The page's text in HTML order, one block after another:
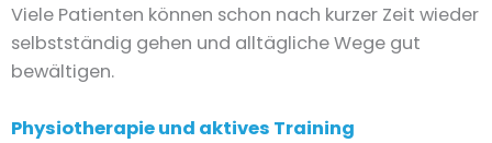
Viele Patienten können schon nach kurzer Zeit wieder
selbstständig gehen und alltägliche Wege gut
bewältigen.
Physiotherapie und aktives Training